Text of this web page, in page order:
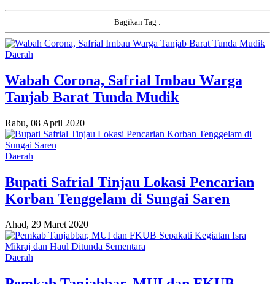
Bagikan Tag :
Daerah
Wabah Corona, Safrial Imbau Warga
Tanjab Barat Tunda Mudik
Rabu, 08 April 2020
Daerah
Bupati Safrial Tinjau Lokasi Pencarian
Korban Tenggelam di Sungai Saren
Ahad, 29 Maret 2020
Daerah